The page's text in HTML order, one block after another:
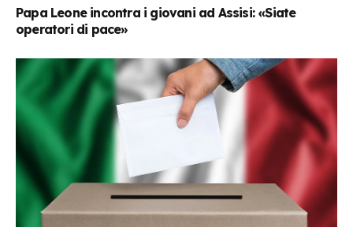
Papa Leone incontra i giovani ad Assisi: «Siate
operatori di pace»